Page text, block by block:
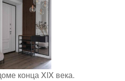
конца XIX века.